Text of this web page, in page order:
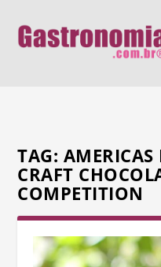
TAG:
CRAFT
COMPETITION